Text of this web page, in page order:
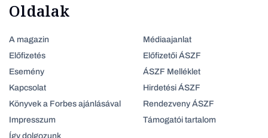
Oldalak
A magazin
Előfizetés
Esemény
Kapcsolat
Könyvek a Forbes ajánlásával
Impresszum
Így dolgozunk
Médiaajanlat
Előfizetői ÁSZF
ÁSZF Melléklet
Hirdetési ÁSZF
Rendezveny ÁSZF
Támogatói tartalom